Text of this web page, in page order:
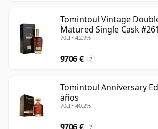
Tomintoul Vintage
Matured Single Cask
70cl • 42.9%
9706 € ?
Tomintoul Anniversary
años
70cl • 40.2%
?